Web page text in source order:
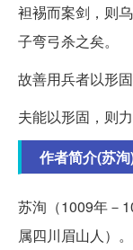
袒裼而案剑，则
子弯弓杀之矣。
故善用兵者以形固
夫能以形固，则力
作者简介(苏
苏洵（1009年－
属四川眉山人）